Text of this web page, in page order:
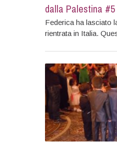
dalla Palestina #5
Federica ha lasciato
rientrata in Italia.